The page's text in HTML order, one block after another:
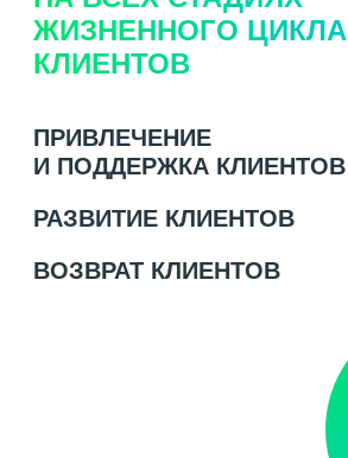
ЖИЗНЕННОГО ЦИКЛА
КЛИЕНТОВ
ПРИВЛЕЧЕНИЕ
И ПОДДЕРЖКА КЛИЕНТОВ
РАЗВИТИЕ КЛИЕНТОВ
ВОЗВРАТ КЛИЕНТОВ